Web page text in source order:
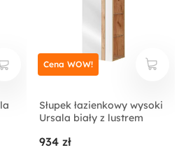
Słupek łazienkowy wysoki
Ursala biały z lustrem
934 zł
Cena WOW!